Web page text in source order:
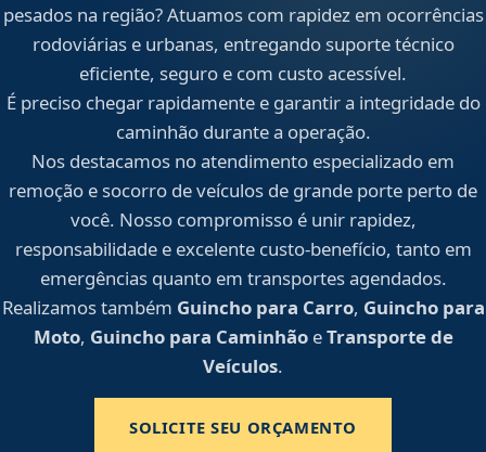
pesados na região? Atuamos com rapidez em ocorrências
rodoviárias e urbanas, entregando suporte técnico
eficiente, seguro e com custo acessível.
É preciso chegar rapidamente e garantir a integridade do
caminhão durante a operação.
Nos destacamos no atendimento especializado em
remoção e socorro de veículos de grande porte perto de
você. Nosso compromisso é unir rapidez,
responsabilidade e excelente custo-benefício, tanto em
emergências quanto em transportes agendados.
Realizamos também Guincho para Carro, Guincho para
Moto, Guincho para CaminhãoeTransporte de
Veículos.
SOLICITE SEU ORÇAMENTO